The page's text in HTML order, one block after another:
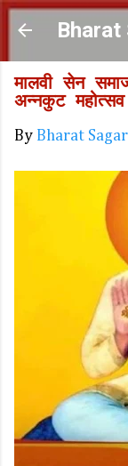
Bharat
मालवी सेन
अन्नकुट
By Bharat